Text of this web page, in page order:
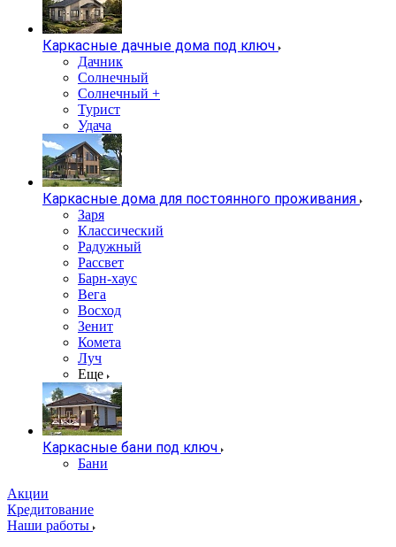
Каркасные дачные дома под ключ
Дачник
Солнечный
Солнечный +
Турист
Удача
Каркасные дома для постоянного проживания
Заря
Классический
Радужный
Рассвет
Барн-хаус
Вега
Восход
Зенит
Комета
Луч
Еще
Каркасные бани под ключ
Бани
Акции
Кредитование
Наши работы